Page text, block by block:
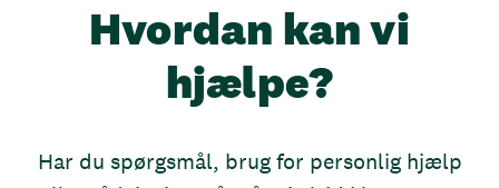
Hvordan kan vi
hjælpe?
Har du spørgsmål, brug for personlig hjælp